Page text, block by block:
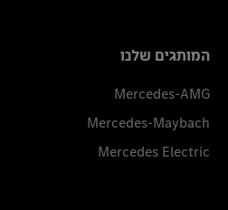
המותגים שלנו
Mercedes-AMG
Mercedes-Maybach
Mercedes Electric